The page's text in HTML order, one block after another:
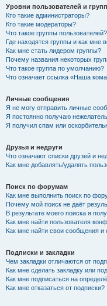
Уровни пользователей и
Кто такие администраторы?
Кто такие модераторы?
Что такое группы пользователей?
Где находятся группы и как мне
Как мне стать лидером группы?
Почему названия некоторых
Что такое группа по умолчанию?
Что означает ссылка «Наша
Личные сообщения
Я не могу отправить личные
Я постоянно получаю
Я получил спам или
Друзья и недруги
Что означают списки друзей и
Как мне добавлять/удалять
Поиск по форумам
Как мне выполнить поиск по
Почему мой поиск не даёт
В результате моего поиска я
Как мне найти пользователя
Как мне найти свои сообщения
Подписки и закладки
Чем закладки отличаются от
Как мне сделать закладку или
Как мне подписаться на
Как мне отказаться от подписки?